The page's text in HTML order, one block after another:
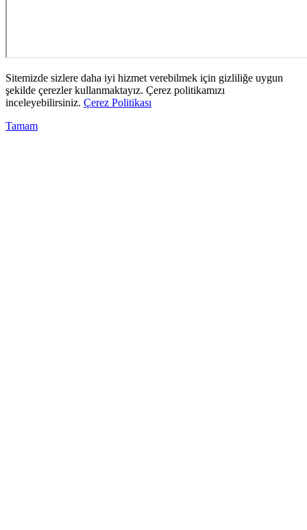
Sitemizde sizlere daha iyi hizmet verebilmek için gizliliğe uygun
şekilde çerezler kullanmaktayız. Çerez politikamızı
inceleyebilirsiniz. Çerez Politikası
Tamam